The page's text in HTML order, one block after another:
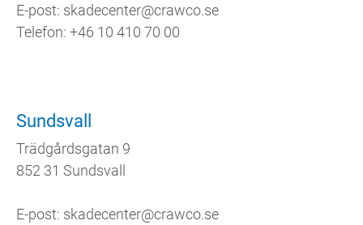
E-post: skadecenter@crawco.se
Telefon: +46 10 410 70 00
Sundsvall
Trädgårdsgatan 9
852 31 Sundsvall
E-post: skadecenter@crawco.se